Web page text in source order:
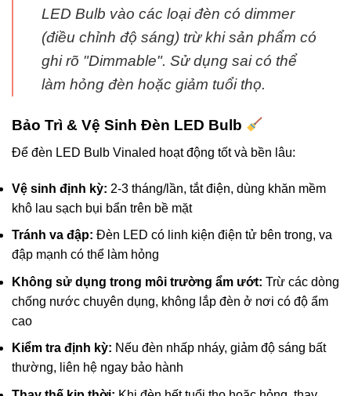
LED Bulb vào các loại đèn có dimmer
(điều chỉnh độ sáng) trừ khi sản phẩm có
ghi rõ "Dimmable". Sử dụng sai có thể
làm hỏng đèn hoặc giảm tuổi thọ.
Bảo Trì & Vệ Sinh Đèn LED Bulb
Để đèn LED Bulb Vinaled hoạt động tốt và bền lâu:
Vệ sinh định kỳ: 2-3 tháng/lần, tắt điện, dùng khăn mềm
khô lau sạch bụi bẩn trên bề mặt
Tránh va đập: Đèn LED có linh kiện điện tử bên trong, va
đập mạnh có thể làm hỏng
Không sử dụng trong môi trường ẩm ướt: Trừ các dòng
chống nước chuyên dụng, không lắp đèn ở nơi có độ ẩm
cao
Kiểm tra định kỳ: Nếu đèn nhấp nháy, giảm độ sáng bất
thường, liên hệ ngay bảo hành